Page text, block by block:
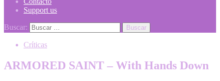
Support us
Buscar:
Críticas
ARMORED SAINT – With Hands Down